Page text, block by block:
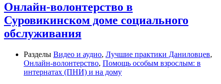
Онлайн-волонтерство в
Суровикинском доме социального
обслуживания
Разделы Видео и аудио, Лучшие практики Даниловцев,
Онлайн-волонтерство, Помощь особым взрослым: в
интернатах (ПНИ) и на дому